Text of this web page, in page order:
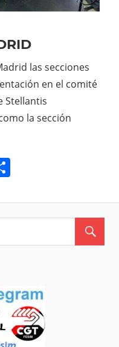
las secciones
en el comité
Stellantis
la sección